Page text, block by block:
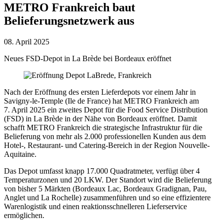
METRO Frankreich baut
Belieferungsnetzwerk aus
08. April 2025
Neues FSD-Depot in La Brède bei Bordeaux eröffnet
Nach der Eröffnung des ersten Lieferdepots vor einem Jahr in
Savigny-le-Temple (Ile de France) hat METRO Frankreich am
7. April 2025 ein zweites Depot für die Food Service Distribution
(FSD) in La Brède in der Nähe von Bordeaux eröffnet. Damit
schafft METRO Frankreich die strategische Infrastruktur für die
Belieferung von mehr als 2.000 professionellen Kunden aus dem
Hotel-, Restaurant- und Catering-Bereich in der Region Nouvelle-
Aquitaine.
Das Depot umfasst knapp 17.000 Quadratmeter, verfügt über 4
Temperatur­zonen und 20 LKW. Der Standort wird die Belieferung
von bisher 5 Märkten (Bordeaux Lac, Bordeaux Gradignan, Pau,
Anglet und La Rochelle) zusammenführen und so eine effizientere
Warenlogistik und einen reaktions­schnelleren Lieferservice
ermöglichen.